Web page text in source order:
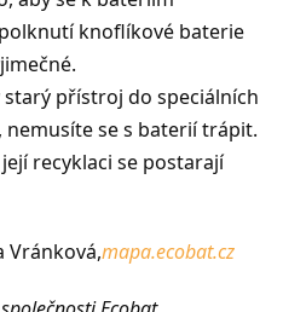
knoflíkové baterie
starý přístroj do speciálních
se s baterií trápit.
recyklaci se postarají
Vránková,mapa.ecobat.cz